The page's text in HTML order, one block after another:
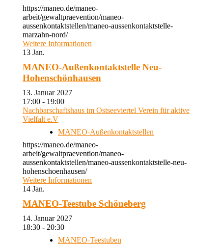
https://maneo.de/maneo-
arbeit/gewaltpraevention/maneo-
aussenkontaktstellen/maneo-aussenkontaktstelle-
marzahn-nord/
Weitere Informationen
13 Jan.
MANEO-Außenkontaktstelle Neu-
Hohenschönhausen
13. Januar 2027
17:00 - 19:00
Nachbarschaftshaus im Ostseeviertel Verein für aktive
Vielfalt e.V
MANEO-Außenkontaktstellen
https://maneo.de/maneo-
arbeit/gewaltpraevention/maneo-
aussenkontaktstellen/maneo-aussenkontaktstelle-neu-
hohenschoenhausen/
Weitere Informationen
14 Jan.
MANEO-Teestube Schöneberg
14. Januar 2027
18:30 - 20:30
MANEO-Teestuben